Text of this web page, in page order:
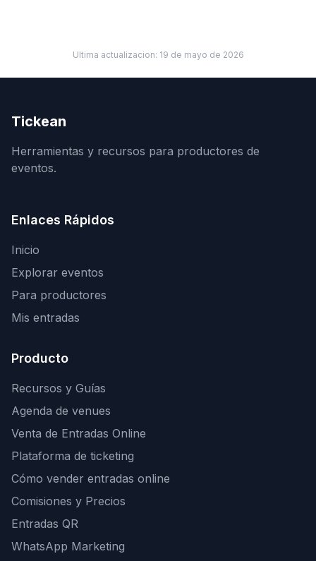
Ultima actualizacion: 19 de mayo de 2026
Tickean
Herramientas y recursos para productores de
eventos.
Enlaces Rápidos
Inicio
Explorar eventos
Para productores
Mis entradas
Producto
Recursos y Guías
Agenda de venues
Venta de Entradas Online
Plataforma de ticketing
Cómo vender entradas online
Comisiones y Precios
Entradas QR
WhatsApp Marketing